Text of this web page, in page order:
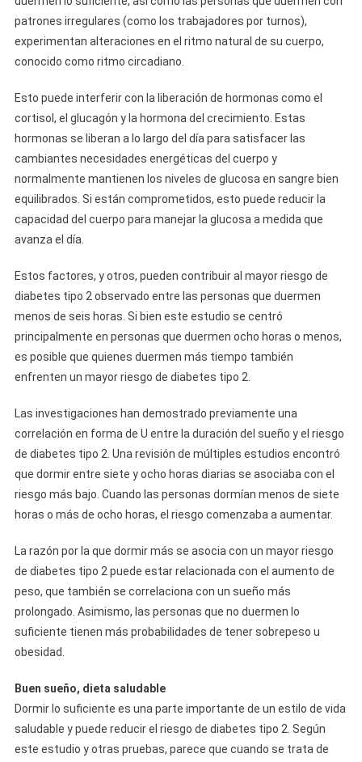
patrones irregulares (como los trabajadores por turnos),
experimentan alteraciones en el ritmo natural de su cuerpo,
conocido como ritmo circadiano.
Esto puede interferir con la liberación de hormonas como el
cortisol, el glucagón y la hormona del crecimiento. Estas
hormonas se liberan a lo largo del día para satisfacer las
cambiantes necesidades energéticas del cuerpo y
normalmente mantienen los niveles de glucosa en sangre bien
equilibrados. Si están comprometidos, esto puede reducir la
capacidad del cuerpo para manejar la glucosa a medida que
avanza el día.
Estos factores, y otros, pueden contribuir al mayor riesgo de
diabetes tipo 2 observado entre las personas que duermen
menos de seis horas. Si bien este estudio se centró
principalmente en personas que duermen ocho horas o menos,
es posible que quienes duermen más tiempo también
enfrenten un mayor riesgo de diabetes tipo 2.
Las investigaciones han demostrado previamente una
correlación en forma de U entre la duración del sueño y el riesgo
de diabetes tipo 2. Una revisión de múltiples estudios encontró
que dormir entre siete y ocho horas diarias se asociaba con el
riesgo más bajo. Cuando las personas dormían menos de siete
horas o más de ocho horas, el riesgo comenzaba a aumentar.
La razón por la que dormir más se asocia con un mayor riesgo
de diabetes tipo 2 puede estar relacionada con el aumento de
peso, que también se correlaciona con un sueño más
prolongado. Asimismo, las personas que no duermen lo
suficiente tienen más probabilidades de tener sobrepeso u
obesidad.
Buen sueño, dieta saludable
Dormir lo suficiente es una parte importante de un estilo de vida
saludable y puede reducir el riesgo de diabetes tipo 2. Según
este estudio y otras pruebas, parece que cuando se trata de